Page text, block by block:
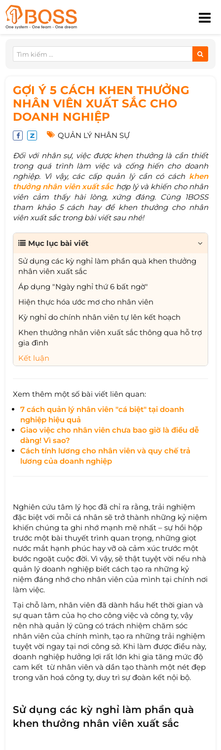
GỢI Ý 5 CÁCH KHEN THƯỞNG
NHÂN VIÊN XUẤT SẮC CHO
DOANH NGHIỆP
QUẢN LÝ NHÂN SỰ
Đối với nhân sự, việc được khen thưởng là cần thiết
trong quá trình làm việc và cống hiến cho doanh
nghiệp. Vì vậy, các cấp quản lý cần có cách khen
thưởng nhân viên xuất sắc hợp lý và khiến cho nhân
viên cảm thấy hài lòng, xứng đáng. Cùng 1BOSS
tham khảo 5 cách hay để khen thưởng cho nhân
viên xuất sắc trong bài viết sau nhé!
Mục lục bài viết
Sử dụng các kỳ nghỉ làm phần quà khen thưởng
nhân viên xuất sắc
Áp dụng "Ngày nghỉ thứ 6 bất ngờ"
Hiện thực hóa ước mơ cho nhân viên
Kỳ nghỉ do chính nhân viên tự lên kết hoạch
Khen thưởng nhân viên xuất sắc thông qua hỗ trợ
gia đình
Kết luận
Xem thêm một số bài viết liên quan:
7 cách quản lý nhân viên "cá biệt" tại doanh
nghiệp hiệu quả
Giao việc cho nhân viên chưa bao giờ là điều dễ
dàng! Vì sao?
Cách tính lương cho nhân viên và quy chế trả
lương của doanh nghiệp
Nghiên cứu tâm lý học đã chỉ ra rằng, trải nghiệm
đặc biệt với mỗi cá nhân sẽ trở thành những kỷ niệm
khiến chúng ta ghi nhớ mạnh mẽ nhất – sự hồi hộp
trước một bài thuyết trình quan trọng, những giọt
nước mắt hạnh phúc hay vỡ oà cảm xúc trước một
bước ngoặt cuộc đời. Vì vậy, sẽ thật tuyệt vời nếu nhà
quản lý doanh nghiệp biết cách tạo ra những kỷ
niệm đáng nhớ cho nhân viên của mình tại chính nơi
làm việc.
Tại chỗ làm, nhân viên đã dành hầu hết thời gian và
sự quan tâm của họ cho công việc và công ty, vậy
nên nhà quản lý cũng có trách nhiệm chăm sóc
nhân viên của chính mình, tạo ra những trải nghiệm
tuyệt vời ngay tại nơi công sở. Khi làm được điều này,
doanh nghiệp hưởng lợi rất lớn khi gia tăng mức độ
cam kết từ nhân viên và dần tạo thành một nét đẹp
trong văn hoá công ty, duy trì sự đoàn kết nội bộ.
Sử dụng các kỳ nghỉ làm phần quà
khen thưởng nhân viên xuất sắc